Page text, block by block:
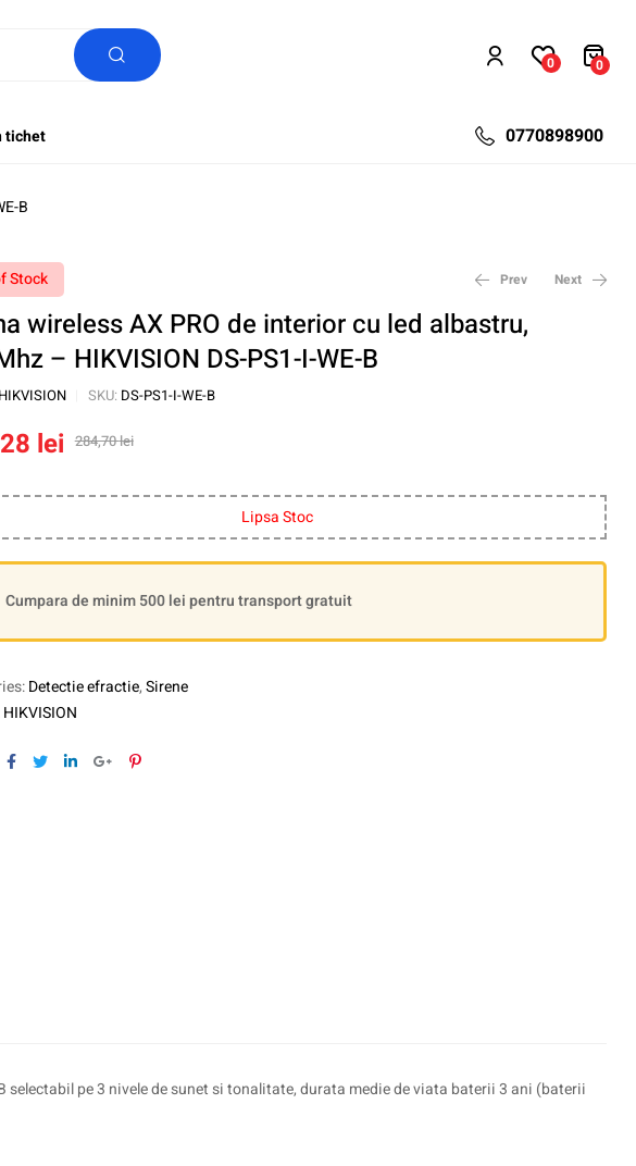
0 0
tichet 0770898900
B
Stock Prev Next
wireless AX PRO de interior cu led albastru,
– HIKVISION DS-PS1-I-WE-B
HIKVISION SKU: DS-PS1-I-WE-B
284,70lei
lei
Lipsa Stoc
Cumpara de minim 500 lei pentru transport gratuit
Detectie efractie,Sirene
HIKVISION
Facebook
TwitterLinkedinGoogle+Pinterest
pe 3 nivele de sunet si tonalitate, durata medie de viata baterii 3 ani (baterii